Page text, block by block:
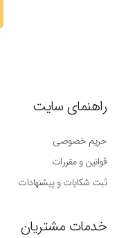
راهنمای سایت
حریم خصوصی
قوانین و مقررات
ثبت شکایات و پیشنهادات
خدمات مشتریان